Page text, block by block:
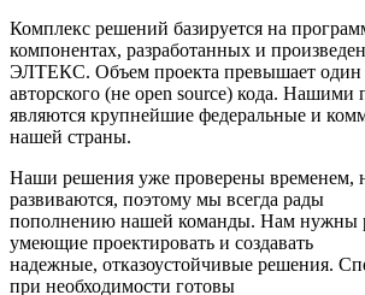
Комплекс решений базируется на
компонентах, разработанных и
ЭЛТЕКС. Объем проекта превышает один
авторского (не open source) кода. Нашими
являются крупнейшие федеральные и
нашей страны.
Наши решения уже проверены временем,
развиваются, поэтому мы всегда рады
пополнению нашей команды. Нам нужны
умеющие проектировать и создавать
надежные, отказоустойчивые решения.
при необходимости готовы